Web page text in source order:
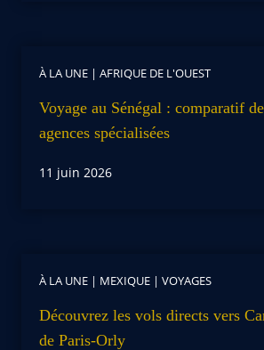
À LA UNE | AFRIQUE DE L'OUEST
Voyage au Sénégal : comparatif
agences spécialisées
11 juin 2026
À LA UNE | MEXIQUE | VOYAGES
Découvrez les vols directs vers
de Paris-Orly